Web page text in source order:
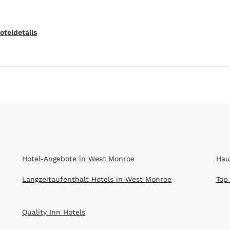
Hotel-Angebote in West Monroe
Langzeitaufenthalt Hotels in West Monroe
Quality Inn Hotels